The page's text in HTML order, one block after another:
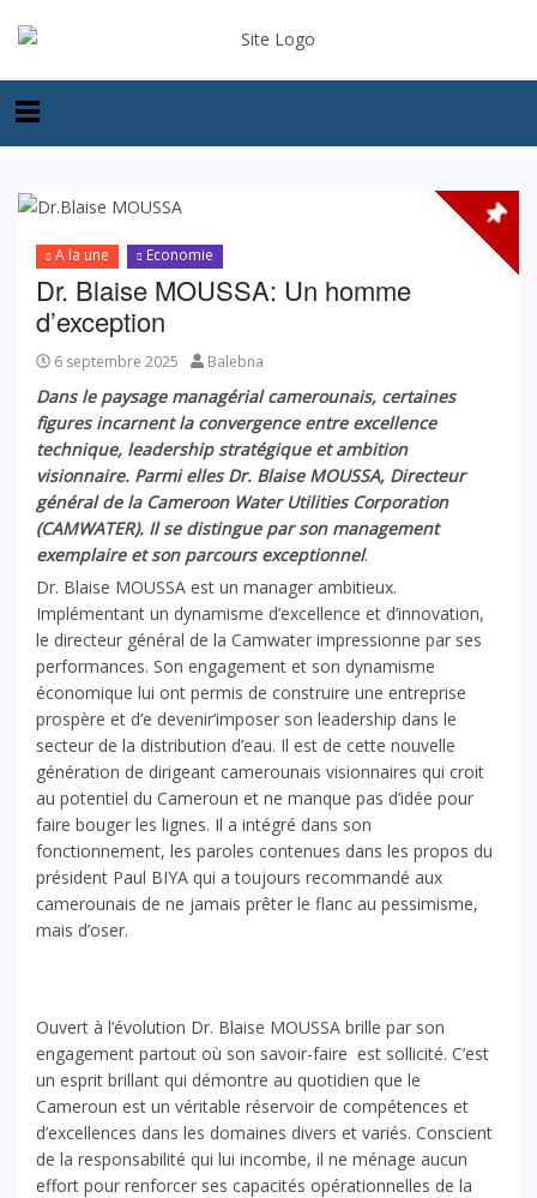
A la une Economie
Dr. Blaise MOUSSA: Un homme
d’exception
6 septembre 2025 Balebna
Dans le paysage managérial camerounais, certaines
figures incarnent la convergence entre excellence
technique, leadership stratégique et ambition
visionnaire. Parmi elles Dr. Blaise MOUSSA, Directeur
général de la Cameroon Water Utilities Corporation
(CAMWATER). Il se distingue par son management
exemplaire et son parcours exceptionnel.
Dr. Blaise MOUSSA est un manager ambitieux.
Implémentant un dynamisme d’excellence et d’innovation,
le directeur général de la Camwater impressionne par ses
performances. Son engagement et son dynamisme
économique lui ont permis de construire une entreprise
prospère et d’e devenir’imposer son leadership dans le
secteur de la distribution d’eau. Il est de cette nouvelle
génération de dirigeant camerounais visionnaires qui croit
au potentiel du Cameroun et ne manque pas d’idée pour
faire bouger les lignes. Il a intégré dans son
fonctionnement, les paroles contenues dans les propos du
président Paul BIYA qui a toujours recommandé aux
camerounais de ne jamais prêter le flanc au pessimisme,
mais d’oser.
Ouvert à l’évolution Dr. Blaise MOUSSA brille par son
engagement partout où son savoir-faire est sollicité. C’est
un esprit brillant qui démontre au quotidien que le
Cameroun est un véritable réservoir de compétences et
d’excellences dans les domaines divers et variés. Conscient
de la responsabilité qui lui incombe, il ne ménage aucun
effort pour renforcer ses capacités opérationnelles de la